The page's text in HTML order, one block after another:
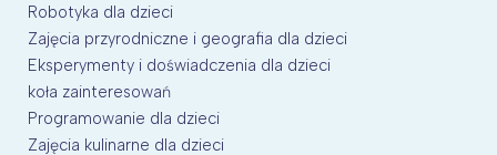
Robotyka dla dzieci
Zajęcia przyrodniczne i geografia dla dzieci
Eksperymenty i doświadczenia dla dzieci
koła zainteresowań
Programowanie dla dzieci
Zajęcia kulinarne dla dzieci